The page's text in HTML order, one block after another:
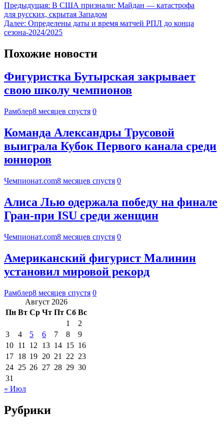
Предыдущая: В США признали: Майдан — катастрофа
для русских, скрытая Западом
Далее: Определены даты и время матчей РПЛ до конца
сезона-2024/2025
Похожие новости
Фигуристка Бутырская закрывает
свою школу чемпионов
Рамблер8 месяцев спустя 0
Команда Александры Трусовой
выиграла Кубок Первого канала среди
юниоров
Чемпионат.com8 месяцев спустя 0
Алиса Лью одержала победу на финале
Гран-при ISU среди женщин
Чемпионат.com8 месяцев спустя 0
Американский фигурист Малинин
установил мировой рекорд
Рамблер8 месяцев спустя 0
Август 2026
Пн Вт Ср Чт Пт Сб Вс
1
2
3
4 5 6 7 8
9
10 11 12 13 14 15 16
17 18 19 20 21 22 23
24 25 26 27 28 29 30
31
« Июл
Рубрики